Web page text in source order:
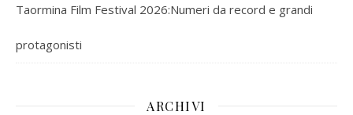
Taormina Film Festival 2026:Numeri da record e grandi
protagonisti
ARCHIVI